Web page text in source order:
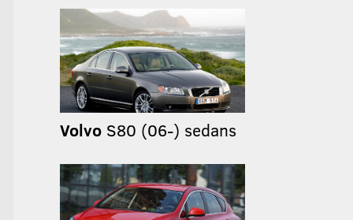
VolvoS80 (06-) sedans